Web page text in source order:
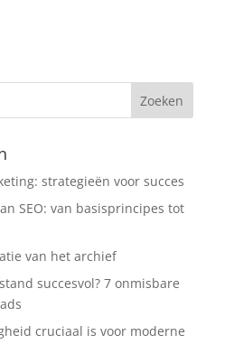
strategieën voor succes
SEO: van basisprincipes tot
van het archief
succesvol? 7 onmisbare
cruciaal is voor moderne